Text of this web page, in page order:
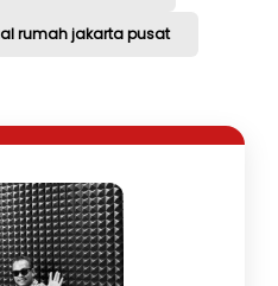
rumah jakarta pusat